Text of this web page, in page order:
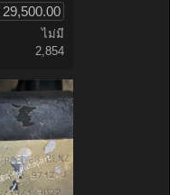
ไม่มี
2,854